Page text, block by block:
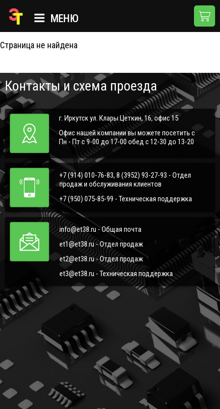
МЕНЮ
ГЛАВНАЯ
О КОМПАНИИ
ПРИМЕНЕНИЯ
НОВОСТИ
ДОСТАВКА И ОПЛАТА
КОНТАКТЫ
404
Страница не найдена
Контакты и схема проезда
г. Иркутск ул. Клары Цеткин, 16, офис 15
Офис нашей компании вы можете посетить с
Пн - Пт с 9-00 до 17-00 обед с 12-30 до 13-20
+7 (914) 010-76-83, 8 (3952) 93-27-93 - Отдел
продаж и обслуживания клиентов
+7 (950) 075-85-99 - Техническая поддержка
info@et38.ru - Общая почта
et1@et38.ru - Отдел продаж
et2@et38.ru - Отдел продаж
et3@et38.ru - Техническая поддержка